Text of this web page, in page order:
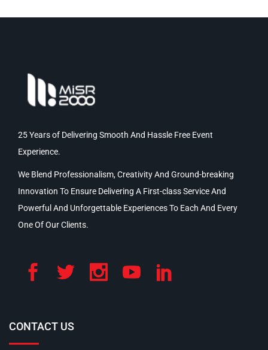
25 Years of Delivering Smooth And Hassle Free Event
Experience.
We Blend Professionalism, Creativity And Ground-breaking
Innovation To Ensure Delivering A First-class Service And
Powerful And Unforgettable Experiences To Each And Every
One Of Our Clients.
CONTACT US